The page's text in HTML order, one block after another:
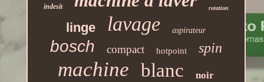
indesit rotation
linge lavage aspirateur
bosch compact hotpoint spin
machine blanc noir